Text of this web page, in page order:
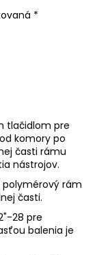
*
tlačidlom pre
komory po
časti rámu
nástrojov.
polymérový rám
časti.
28 pre
balenia je